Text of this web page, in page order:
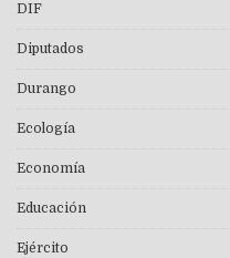
DIF
Diputados
Durango
Ecología
Economía
Educación
Ejército